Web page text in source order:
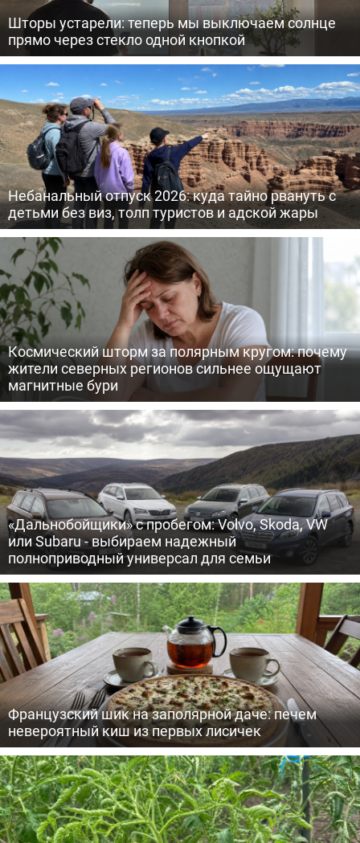
Шторы устарели: теперь мы выключаем солнце
прямо через стекло одной кнопкой
Небанальный отпуск 2026: куда тайно рвануть с
детьми без виз, толп туристов и адской жары
Космический шторм за полярным кругом: почему
жители северных регионов сильнее ощущают
магнитные бури
«Дальнобойщики» с пробегом: Volvo, Skoda, VW
или Subaru - выбираем надежный
полноприводный универсал для семьи
Французский шик на заполярной даче: печем
невероятный киш из первых лисичек